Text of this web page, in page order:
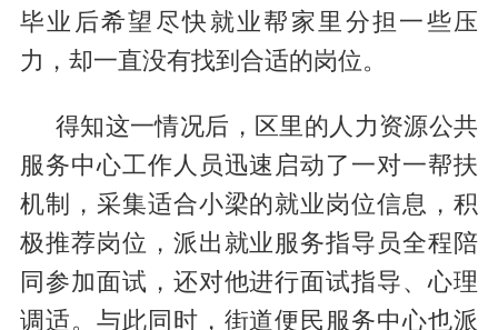
毕业后希望尽快就业帮家里分担一些压
力，却一直没有找到合适的岗位。
得知这一情况后，区里的人力资源公共
服务中心工作人员迅速启动了一对一帮扶
机制，采集适合小梁的就业岗位信息，积
极推荐岗位，派出就业服务指导员全程陪
同参加面试，还对他进行面试指导、心理
调适。与此同时，街道便民服务中心也派